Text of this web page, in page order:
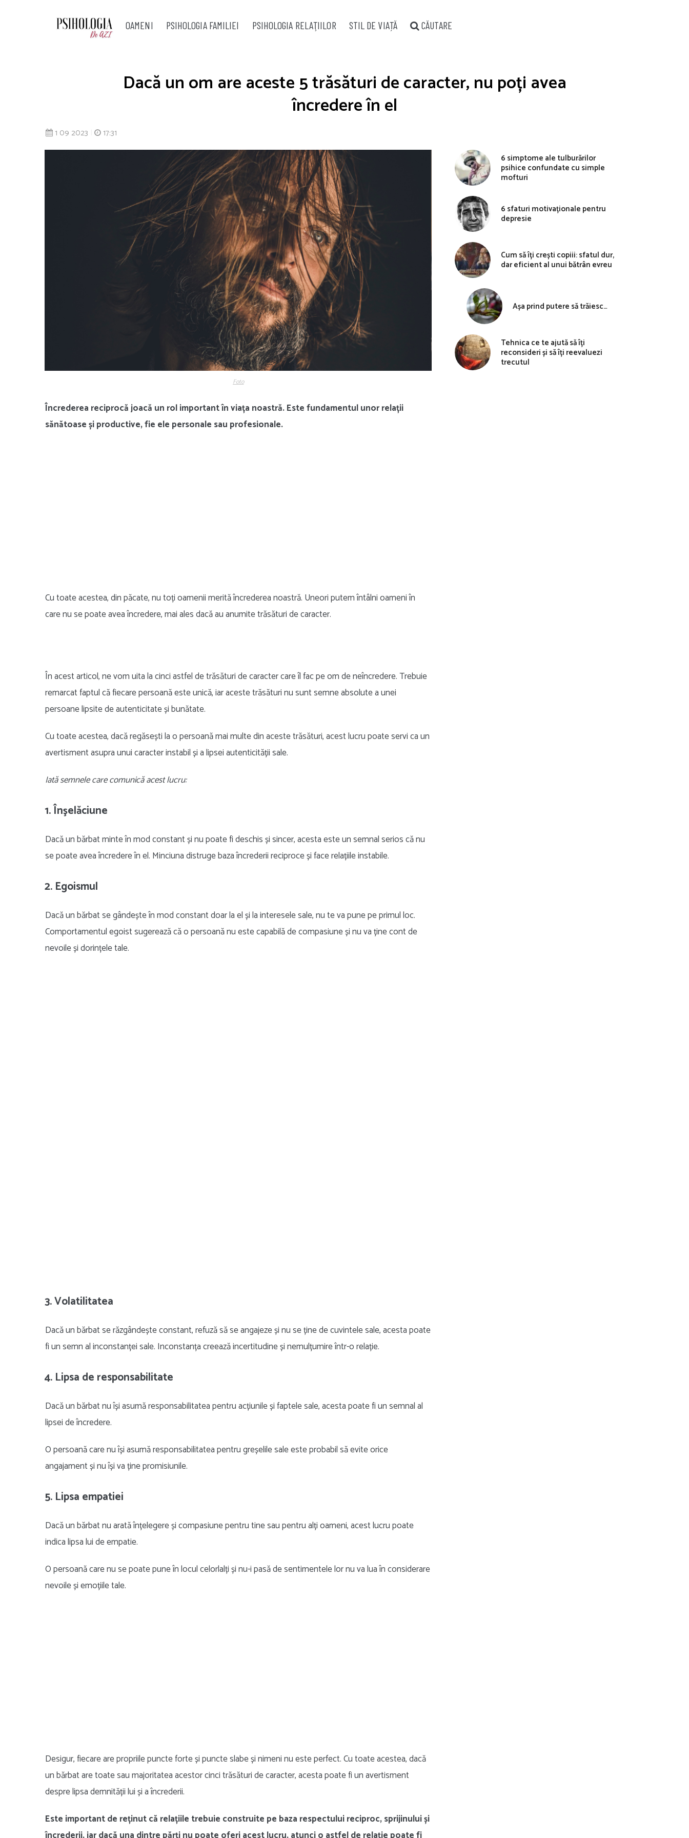
OAMENI PSIHOLOGIA FAMILIEI PSIHOLOGIA RELAŢIILOR STIL DE VIAȚĂ CĂUTARE
Dacă un om are aceste 5 trăsături de caracter, nu poți avea
încredere în el
1 09 2023 17:31
Foto
Încrederea reciprocă joacă un rol important în viața noastră. Este fundamentul unor relații
sănătoase și productive, fie ele personale sau profesionale.
Cu toate acestea, din păcate, nu toți oamenii merită încrederea noastră. Uneori putem întâlni oameni în
care nu se poate avea încredere, mai ales dacă au anumite trăsături de caracter.
În acest articol, ne vom uita la cinci astfel de trăsături de caracter care îl fac pe om de neîncredere. Trebuie
remarcat faptul că fiecare persoană este unică, iar aceste trăsături nu sunt semne absolute a unei
persoane lipsite de autenticitate și bunătate.
Cu toate acestea, dacă regăsești la o persoană mai multe din aceste trăsături, acest lucru poate servi ca un
avertisment asupra unui caracter instabil și a lipsei autenticității sale.
Iată semnele care comunică acest lucru:
1. Înşelăciune
Dacă un bărbat minte în mod constant și nu poate fi deschis și sincer, acesta este un semnal serios că nu
se poate avea încredere în el. Minciuna distruge baza încrederii reciproce și face relațiile instabile.
2. Egoismul
Dacă un bărbat se gândește în mod constant doar la el și la interesele sale, nu te va pune pe primul loc.
Comportamentul egoist sugerează că o persoană nu este capabilă de compasiune și nu va ține cont de
nevoile și dorințele tale.
3. Volatilitatea
Dacă un bărbat se răzgândește constant, refuză să se angajeze și nu se ține de cuvintele sale, acesta poate
fi un semn al inconstanței sale. Inconstanța creează incertitudine și nemulțumire într-o relație.
4. Lipsa de responsabilitate
Dacă un bărbat nu își asumă responsabilitatea pentru acțiunile și faptele sale, acesta poate fi un semnal al
lipsei de încredere.
O persoană care nu își asumă responsabilitatea pentru greșelile sale este probabil să evite orice
angajament și nu își va ține promisiunile.
5. Lipsa empatiei
Dacă un bărbat nu arată înțelegere și compasiune pentru tine sau pentru alți oameni, acest lucru poate
indica lipsa lui de empatie.
O persoană care nu se poate pune în locul celorlalți și nu-i pasă de sentimentele lor nu va lua în considerare
nevoile și emoțiile tale.
Desigur, fiecare are propriile puncte forte și puncte slabe și nimeni nu este perfect. Cu toate acestea, dacă
un bărbat are toate sau majoritatea acestor cinci trăsături de caracter, acesta poate fi un avertisment
despre lipsa demnității lui și a încrederii.
Este important de reținut că relațiile trebuie construite pe baza respectului reciproc, sprijinului și
6 simptome ale tulburărilor
psihice confundate cu simple
mofturi
6 sfaturi motivaționale pentru
depresie
Cum să îți crești copiii: sfatul dur,
dar eficient al unui bătrân evreu
Așa prind putere să trăiesc…
Tehnica ce te ajută să îți
reconsideri și să îți reevaluezi
trecutul